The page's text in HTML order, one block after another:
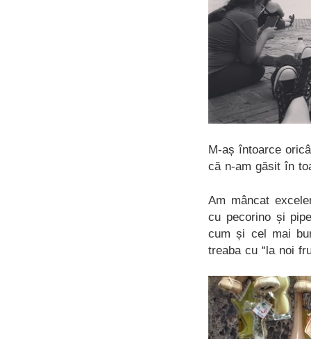
M-aș întoarce
că n-am găsit în
Am mâncat
cu pecorino și
cum și cel mai
treaba cu “la noi